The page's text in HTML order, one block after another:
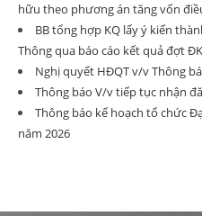
hữu theo phương án tăng vốn
BB tổng hợp KQ lấy ý kiến
Thông qua báo cáo kết quả đợt
Nghị quyết HĐQT v/v Thông
Thông báo V/v tiếp tục nhận
Thông báo kế hoạch tổ chức
năm 2026